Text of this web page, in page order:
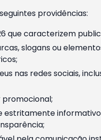
providências:
que caracterizem
slogans ou
nas redes sociais,
promocional;